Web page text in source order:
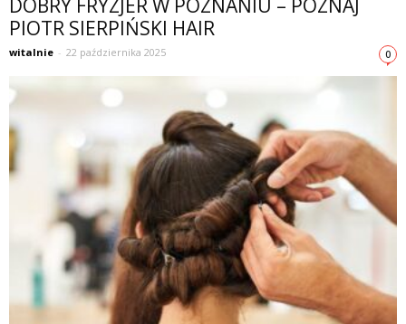
DOBRY FRYZJER W POZNANIU – POZNAJ
PIOTR SIERPIŃSKI HAIR
witalnie - 22 października 2025 0